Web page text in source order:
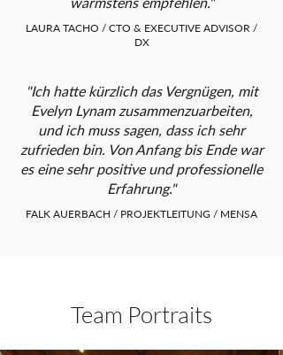
LAURA TACHO / CTO & EXECUTIVE ADVISOR /
DX
"Ich hatte kürzlich das Vergnügen, mit
Evelyn Lynam zusammenzuarbeiten,
und ich muss sagen, dass ich sehr
zufrieden bin. Von Anfang bis Ende war
es eine sehr positive und professionelle
Erfahrung."
FALK AUERBACH / PROJEKTLEITUNG / MENSA
Team Portraits